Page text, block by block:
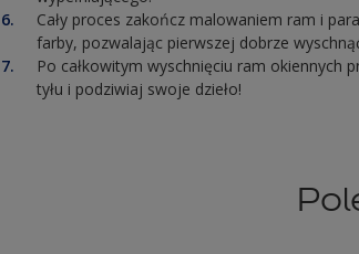
Cały proces zakończ malowaniem ram i
farby, pozwalając pierwszej dobrze
Po całkowitym wyschnięciu ram
tyłu i podziwiaj swoje dzieło!